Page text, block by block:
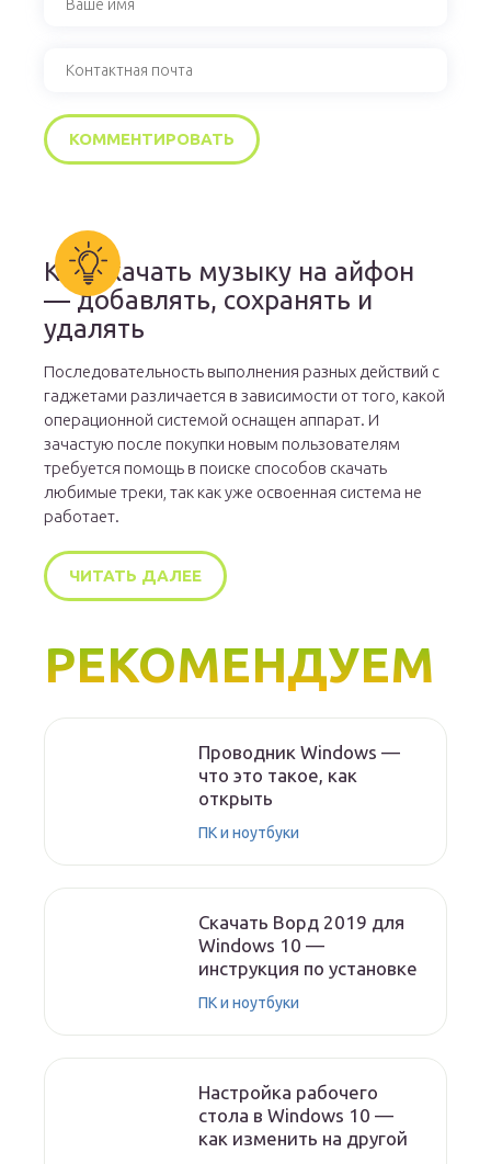
Как скачать музыку на айфон
— добавлять, сохранять и
удалять
Последовательность выполнения разных действий с
гаджетами различается в зависимости от того, какой
операционной системой оснащен аппарат. И
зачастую после покупки новым пользователям
требуется помощь в поиске способов скачать
любимые треки, так как уже освоенная система не
работает.
ЧИТАТЬ ДАЛЕЕ
РЕКОМЕНДУЕМ
Проводник Windows —
что это такое, как
открыть
ПК и ноутбуки
Скачать Ворд 2019 для
Windows 10 —
инструкция по установке
ПК и ноутбуки
Настройка рабочего
стола в Windows 10 —
как изменить на другой